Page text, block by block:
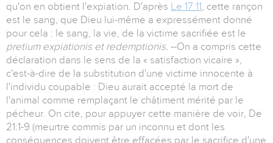
qu'on en obtient l'expiation. D'après Le 17:11, cette rançon
est le sang, que Dieu lui-même a expressément donné
pour cela : le sang, la vie, de la victime sacrifiée est le
pretium expiationis et redemptionis. --On a compris cette
déclaration dans le sens de la « satisfaction vicaire »,
c'est-à-dire de la substitution d'une victime innocente à
l'individu coupable : Dieu aurait accepté la mort de
l'animal comme remplaçant le châtiment mérité par le
pécheur. On cite, pour appuyer cette manière de voir, De
21:1-9 (meurtre commis par un inconnu et dont les
conséquences doivent être effacées par le sacrifice d'une